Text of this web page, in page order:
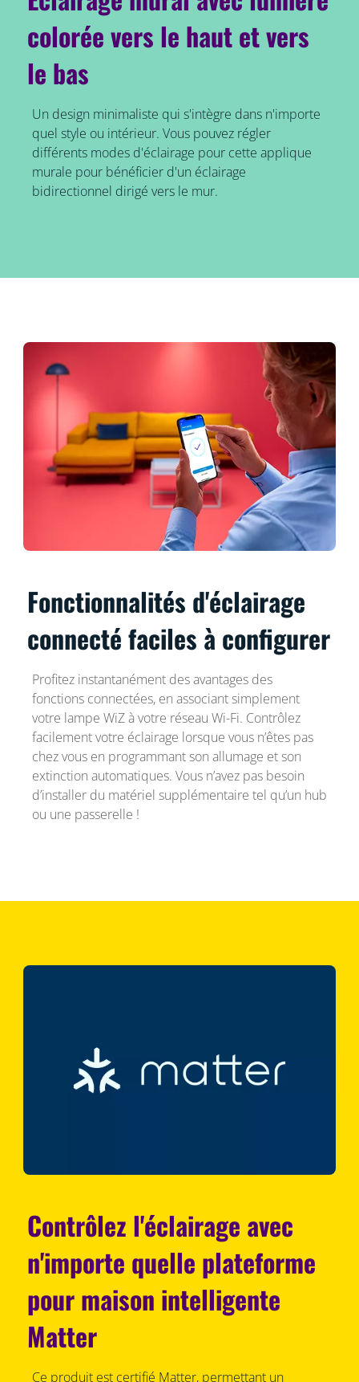
colorée vers le haut et vers
le bas
Un design minimaliste qui s'intègre dans n'importe
quel style ou intérieur. Vous pouvez régler
différents modes d'éclairage pour cette applique
murale pour bénéficier d'un éclairage
bidirectionnel dirigé vers le mur.
Fonctionnalités d'éclairage
connecté faciles à configurer
Profitez instantanément des avantages des
fonctions connectées, en associant simplement
votre lampe WiZ à votre réseau Wi-Fi. Contrôlez
facilement votre éclairage lorsque vous n’êtes pas
chez vous en programmant son allumage et son
extinction automatiques. Vous n’avez pas besoin
d’installer du matériel supplémentaire tel qu’un hub
ou une passerelle !
Contrôlez l'éclairage avec
n'importe quelle plateforme
pour maison intelligente
Matter
Ce produit est certifié Matter, permettant un